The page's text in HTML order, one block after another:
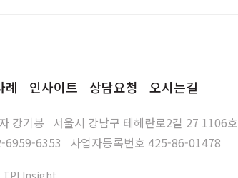
례 인사이트 상담요청 오시는길
강기봉 서울시 강남구 테헤란로2길 27 1106호
6959-6353 사업자등록번호 425-86-01478
TPI Insight